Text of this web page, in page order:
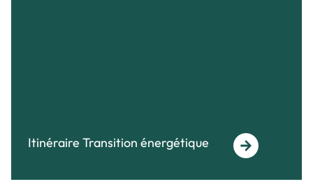
Itinéraire Transition énergétique